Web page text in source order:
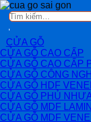
Tìm
CỬA GỖ
CỬA GỖ CAO CẤP
CỬA GỖ CAO CẤP
CỬA GỖ CÔNG
CỬA GỖ HDF
CỬA GỖ PHỦ
CỬA GỖ MDF
CỬA GỖ MDF